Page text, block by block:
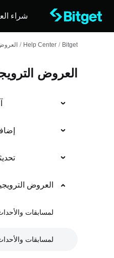
شراء
Bitget
/
Help Center
/
العروض
لمسابقات والأحداث
لمسابقات والأحداث